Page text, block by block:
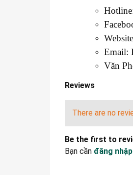
Email:
Văn
Reviews
There are no
Be the first to
Bạn cần đăng nhập